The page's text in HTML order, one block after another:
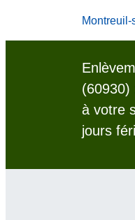
(60930)
à votre
jours